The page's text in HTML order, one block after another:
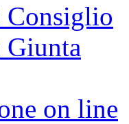
Consiglio
on line